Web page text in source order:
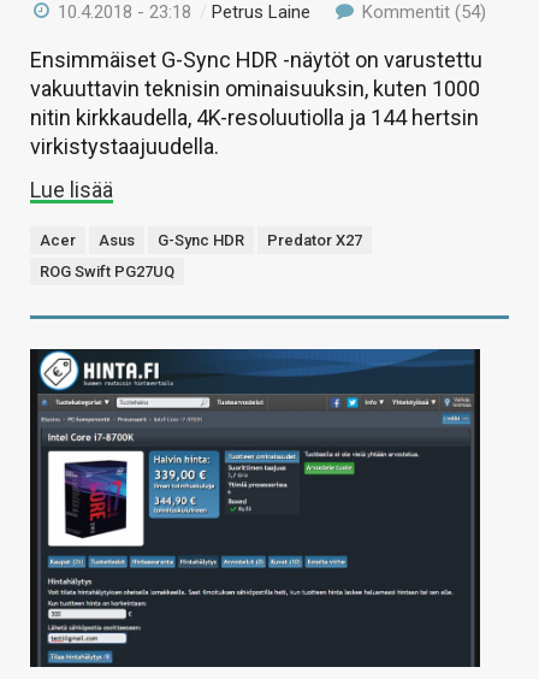
10.4.2018 - 23:18 / Petrus Laine Kommentit (54)
Ensimmäiset G-Sync HDR -näytöt on varustettu
vakuuttavin teknisin ominaisuuksin, kuten 1000
nitin kirkkaudella, 4K-resoluutiolla ja 144 hertsin
virkistystaajuudella.
Lue lisää
Acer Asus G-Sync HDR
Predator X27
ROG Swift PG27UQ